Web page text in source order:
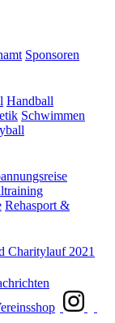
Sponsoren
Handball
Schwimmen
Rehasport &
Charitylauf 2021